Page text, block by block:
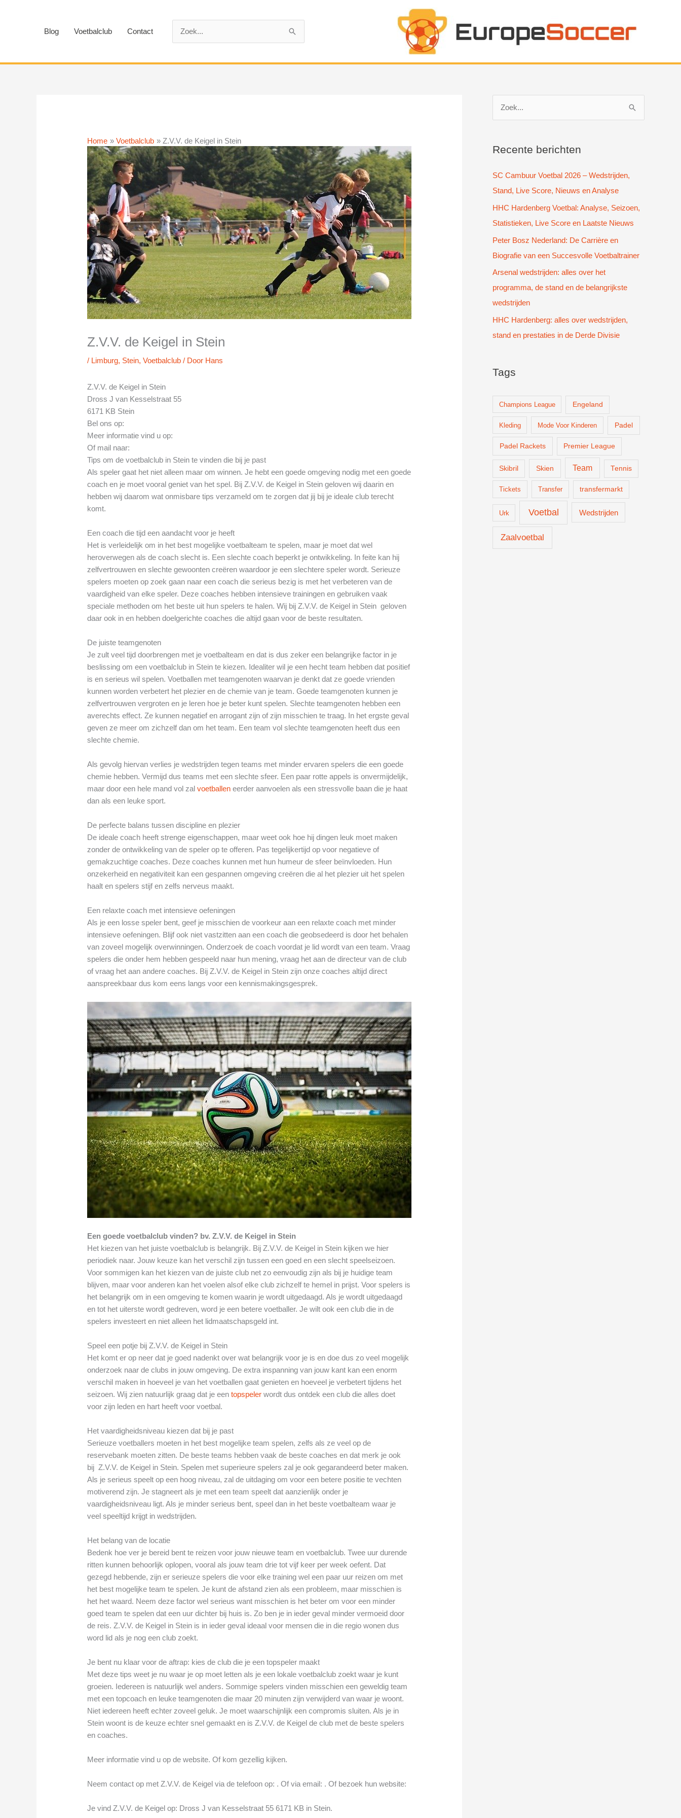
Blog Voetbalclub Contact
Home Voetbalclub Z.V.V. de Keigel in Stein
Z.V.V. de Keigel in Stein
/ Limburg, Stein,Voetbalclub / Door Hans
Z.V.V. de Keigel in Stein
Dross J van Kesselstraat 55
6171 KB Stein
Bel ons op:
Meer informatie vind u op:
Of mail naar:
Tips om de voetbalclub in Stein te vinden die bij je past
Als speler gaat het niet alleen maar om winnen. Je hebt een goede omgeving nodig met een goede
coach en je moet vooral geniet van het spel. Bij Z.V.V. de Keigel in Stein geloven wij daarin en
hebben wij daarom wat onmisbare tips verzameld om te zorgen dat jij bij je ideale club terecht
komt.
Een coach die tijd een aandacht voor je heeft
Het is verleidelijk om in het best mogelijke voetbalteam te spelen, maar je moet dat wel
heroverwegen als de coach slecht is. Een slechte coach beperkt je ontwikkeling. In feite kan hij
zelfvertrouwen en slechte gewoonten creëren waardoor je een slechtere speler wordt. Serieuze
spelers moeten op zoek gaan naar een coach die serieus bezig is met het verbeteren van de
vaardigheid van elke speler. Deze coaches hebben intensieve trainingen en gebruiken vaak
speciale methoden om het beste uit hun spelers te halen. Wij bij Z.V.V. de Keigel in Stein geloven
daar ook in en hebben doelgerichte coaches die altijd gaan voor de beste resultaten.
De juiste teamgenoten
Je zult veel tijd doorbrengen met je voetbalteam en dat is dus zeker een belangrijke factor in je
beslissing om een voetbalclub in Stein te kiezen. Idealiter wil je een hecht team hebben dat positief
is en serieus wil spelen. Voetballen met teamgenoten waarvan je denkt dat ze goede vrienden
kunnen worden verbetert het plezier en de chemie van je team. Goede teamgenoten kunnen je
zelfvertrouwen vergroten en je leren hoe je beter kunt spelen. Slechte teamgenoten hebben een
averechts effect. Ze kunnen negatief en arrogant zijn of zijn misschien te traag. In het ergste geval
geven ze meer om zichzelf dan om het team. Een team vol slechte teamgenoten heeft dus een
slechte chemie.
Als gevolg hiervan verlies je wedstrijden tegen teams met minder ervaren spelers die een goede
chemie hebben. Vermijd dus teams met een slechte sfeer. Een paar rotte appels is onvermijdelijk,
maar door een hele mand vol zalvoetballen eerder aanvoelen als een stressvolle baan die je haat
dan als een leuke sport.
De perfecte balans tussen discipline en plezier
De ideale coach heeft strenge eigenschappen, maar weet ook hoe hij dingen leuk moet maken
zonder de ontwikkeling van de speler op te offeren. Pas tegelijkertijd op voor negatieve of
gemakzuchtige coaches. Deze coaches kunnen met hun humeur de sfeer beïnvloeden. Hun
onzekerheid en negativiteit kan een gespannen omgeving creëren die al het plezier uit het spelen
haalt en spelers stijf en zelfs nerveus maakt.
Een relaxte coach met intensieve oefeningen
Als je een losse speler bent, geef je misschien de voorkeur aan een relaxte coach met minder
intensieve oefeningen. Blijf ook niet vastzitten aan een coach die geobsedeerd is door het behalen
van zoveel mogelijk overwinningen. Onderzoek de coach voordat je lid wordt van een team. Vraag
spelers die onder hem hebben gespeeld naar hun mening, vraag het aan de directeur van de club
of vraag het aan andere coaches. Bij Z.V.V. de Keigel in Stein zijn onze coaches altijd direct
aanspreekbaar dus kom eens langs voor een kennismakingsgesprek.
Een goede voetbalclub vinden? bv. Z.V.V. de Keigel in Stein
Het kiezen van het juiste voetbalclub is belangrijk. Bij Z.V.V. de Keigel in Stein kijken we hier
periodiek naar. Jouw keuze kan het verschil zijn tussen een goed en een slecht speelseizoen.
Voor sommigen kan het kiezen van de juiste club net zo eenvoudig zijn als bij je huidige team
blijven, maar voor anderen kan het voelen alsof elke club zichzelf te hemel in prijst. Voor spelers is
het belangrijk om in een omgeving te komen waarin je wordt uitgedaagd. Als je wordt uitgedaagd
en tot het uiterste wordt gedreven, word je een betere voetballer. Je wilt ook een club die in de
spelers investeert en niet alleen het lidmaatschapsgeld int.
Speel een potje bij Z.V.V. de Keigel in Stein
Het komt er op neer dat je goed nadenkt over wat belangrijk voor je is en doe dus zo veel mogelijk
onderzoek naar de clubs in jouw omgeving. De extra inspanning van jouw kant kan een enorm
verschil maken in hoeveel je van het voetballen gaat genieten en hoeveel je verbetert tijdens het
seizoen. Wij zien natuurlijk graag dat je eentopspeler wordt dus ontdek een club die alles doet
voor zijn leden en hart heeft voor voetbal.
Het vaardigheidsniveau kiezen dat bij je past
Serieuze voetballers moeten in het best mogelijke team spelen, zelfs als ze veel op de
reservebank moeten zitten. De beste teams hebben vaak de beste coaches en dat merk je ook
bij Z.V.V. de Keigel in Stein. Spelen met superieure spelers zal je ook gegarandeerd beter maken.
Als je serieus speelt op een hoog niveau, zal de uitdaging om voor een betere positie te vechten
motiverend zijn. Je stagneert als je met een team speelt dat aanzienlijk onder je
vaardigheidsniveau ligt. Als je minder serieus bent, speel dan in het beste voetbalteam waar je
veel speeltijd krijgt in wedstrijden.
Het belang van de locatie
Bedenk hoe ver je bereid bent te reizen voor jouw nieuwe team en voetbalclub. Twee uur durende
ritten kunnen behoorlijk oplopen, vooral als jouw team drie tot vijf keer per week oefent. Dat
gezegd hebbende, zijn er serieuze spelers die voor elke training wel een paar uur reizen om met
het best mogelijke team te spelen. Je kunt de afstand zien als een probleem, maar misschien is
het het waard. Neem deze factor wel serieus want misschien is het beter om voor een minder
goed team te spelen dat een uur dichter bij huis is. Zo ben je in ieder geval minder vermoeid door
de reis. Z.V.V. de Keigel in Stein is in ieder geval ideaal voor mensen die in die regio wonen dus
word lid als je nog een club zoekt.
Je bent nu klaar voor de aftrap: kies de club die je een topspeler maakt
Met deze tips weet je nu waar je op moet letten als je een lokale voetbalclub zoekt waar je kunt
groeien. Iedereen is natuurlijk wel anders. Sommige spelers vinden misschien een geweldig team
met een topcoach en leuke teamgenoten die maar 20 minuten zijn verwijderd van waar je woont.
Niet iedereen heeft echter zoveel geluk. Je moet waarschijnlijk een compromis sluiten. Als je in
Stein woont is de keuze echter snel gemaakt en is Z.V.V. de Keigel de club met de beste spelers
en coaches.
Meer informatie vind u op de website. Of kom gezellig kijken.
Neem contact op met Z.V.V. de Keigel via de telefoon op: . Of via email: . Of bezoek hun website:
Je vind Z.V.V. de Keigel op: Dross J van Kesselstraat 55 6171 KB in Stein.
k
a
a
r
:
Recente berichten
SC Cambuur Voetbal 2026 – Wedstrijden,
Stand, Live Score, Nieuws en Analyse
HHC Hardenberg Voetbal: Analyse, Seizoen,
Statistieken, Live Score en Laatste Nieuws
Peter Bosz Nederland: De Carrière en
Biografie van een Succesvolle Voetbaltrainer
Arsenal wedstrijden: alles over het
programma, de stand en de belangrijkste
wedstrijden
HHC Hardenberg: alles over wedstrijden,
stand en prestaties in de Derde Divisie
Tags
Champions League Engeland
Kleding Mode Voor Kinderen Padel
Padel Rackets Premier League
Skibril Skien Team Tennis
Tickets Transfer transfermarkt
Urk Voetbal Wedstrijden
Zaalvoetbal